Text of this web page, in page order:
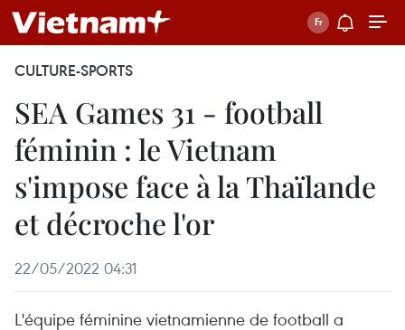
CULTURE-SPORTS
SEA Games 31 - football
féminin : le Vietnam
s'impose face à la Thaïlande
et décroche l'or
22/05/2022 04:31
L'équipe féminine vietnamienne de football a